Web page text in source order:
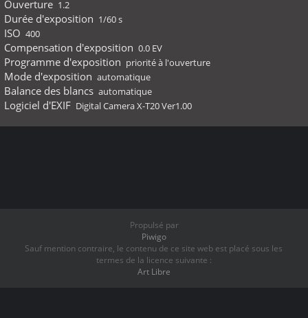
Ouverture 1.2
Durée d'exposition 1/60 s
ISO 400
Compensation d'exposition 0.0 EV
Programme d'exposition priorité à l'ouverture
Mode d'exposition automatique
Balance des blancs automatique
Logiciel d'EXIF Digital Camera X-T20 Ver1.00
Propulsé par
Piwigo
Sauf mention contraire, le contenu de ce site web est placé sous les
termes de la licence suivante :
Art Libre